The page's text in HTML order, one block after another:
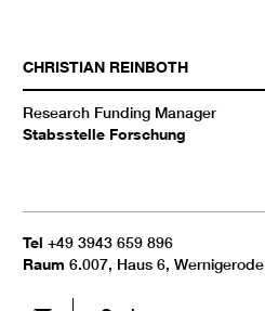
CHRISTIAN REINBOTH
Research Funding Manager
Stabsstelle Forschung
Tel +49 3943 659 896
Raum 6.007, Haus 6, Wernigerode